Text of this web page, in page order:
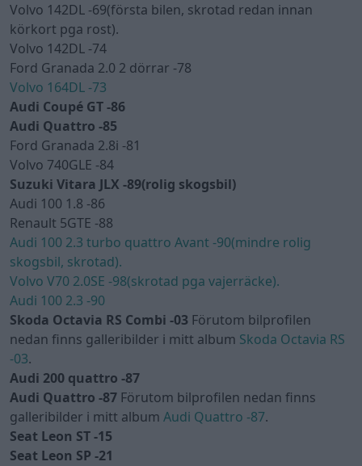
Volvo 142DL -69(första bilen, skrotad redan innan
körkort pga rost).
Volvo 142DL -74
Ford Granada 2.0 2 dörrar -78
Volvo 164DL -73
Audi Coupé GT -86
Audi Quattro -85
Ford Granada 2.8i -81
Volvo 740GLE -84
Suzuki Vitara JLX -89(rolig skogsbil)
Audi 100 1.8 -86
Renault 5GTE -88
Audi 100 2.3 turbo quattro Avant -90(mindre rolig
skogsbil, skrotad).
Volvo V70 2.0SE -98(skrotad pga vajerräcke).
Audi 100 2.3 -90
Skoda Octavia RS Combi -03 Förutom bilprofilen
nedan finns galleribilder i mitt album Skoda Octavia RS
-03.
Audi 200 quattro -87
Audi Quattro -87 Förutom bilprofilen nedan finns
galleribilder i mitt album Audi Quattro -87.
Seat Leon ST -15
Seat Leon SP -21